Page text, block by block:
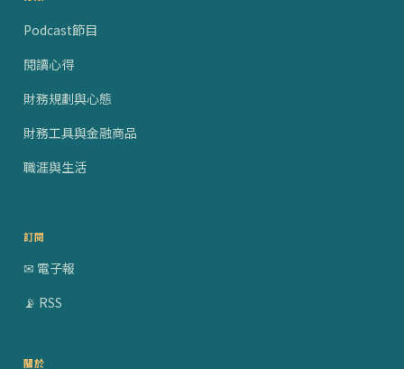
Podcast節目
閱讀心得
財務規劃與心態
財務工具與金融商品
職涯與生活
訂閱
✉ 電子報
📡 RSS
關於